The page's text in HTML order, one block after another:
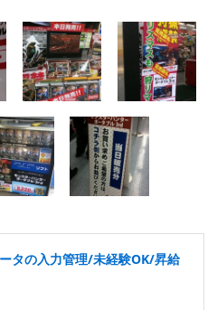
タの入力管理/未経験OK/昇給